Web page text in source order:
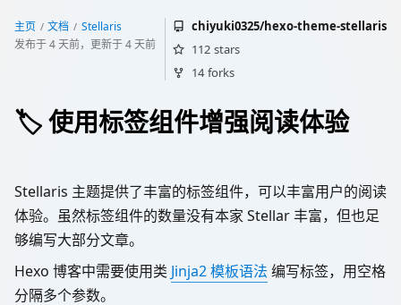
主页 文档
Stellaris
发布于4 天前，更新于4 天前
chiyuki0325/hexo-theme-stellaris
112 stars
14 forks
🏷️ 使用标签组件增强阅读体验
Stellaris 主题提供了丰富的标签组件，可以丰富用户的阅读
体验。虽然标签组件的数量没有本家 Stellar 丰富，但也足
够编写大部分文章。
Hexo 博客中需要使用类 Jinja2 模板语法 编写标签，用空格
分隔多个参数。